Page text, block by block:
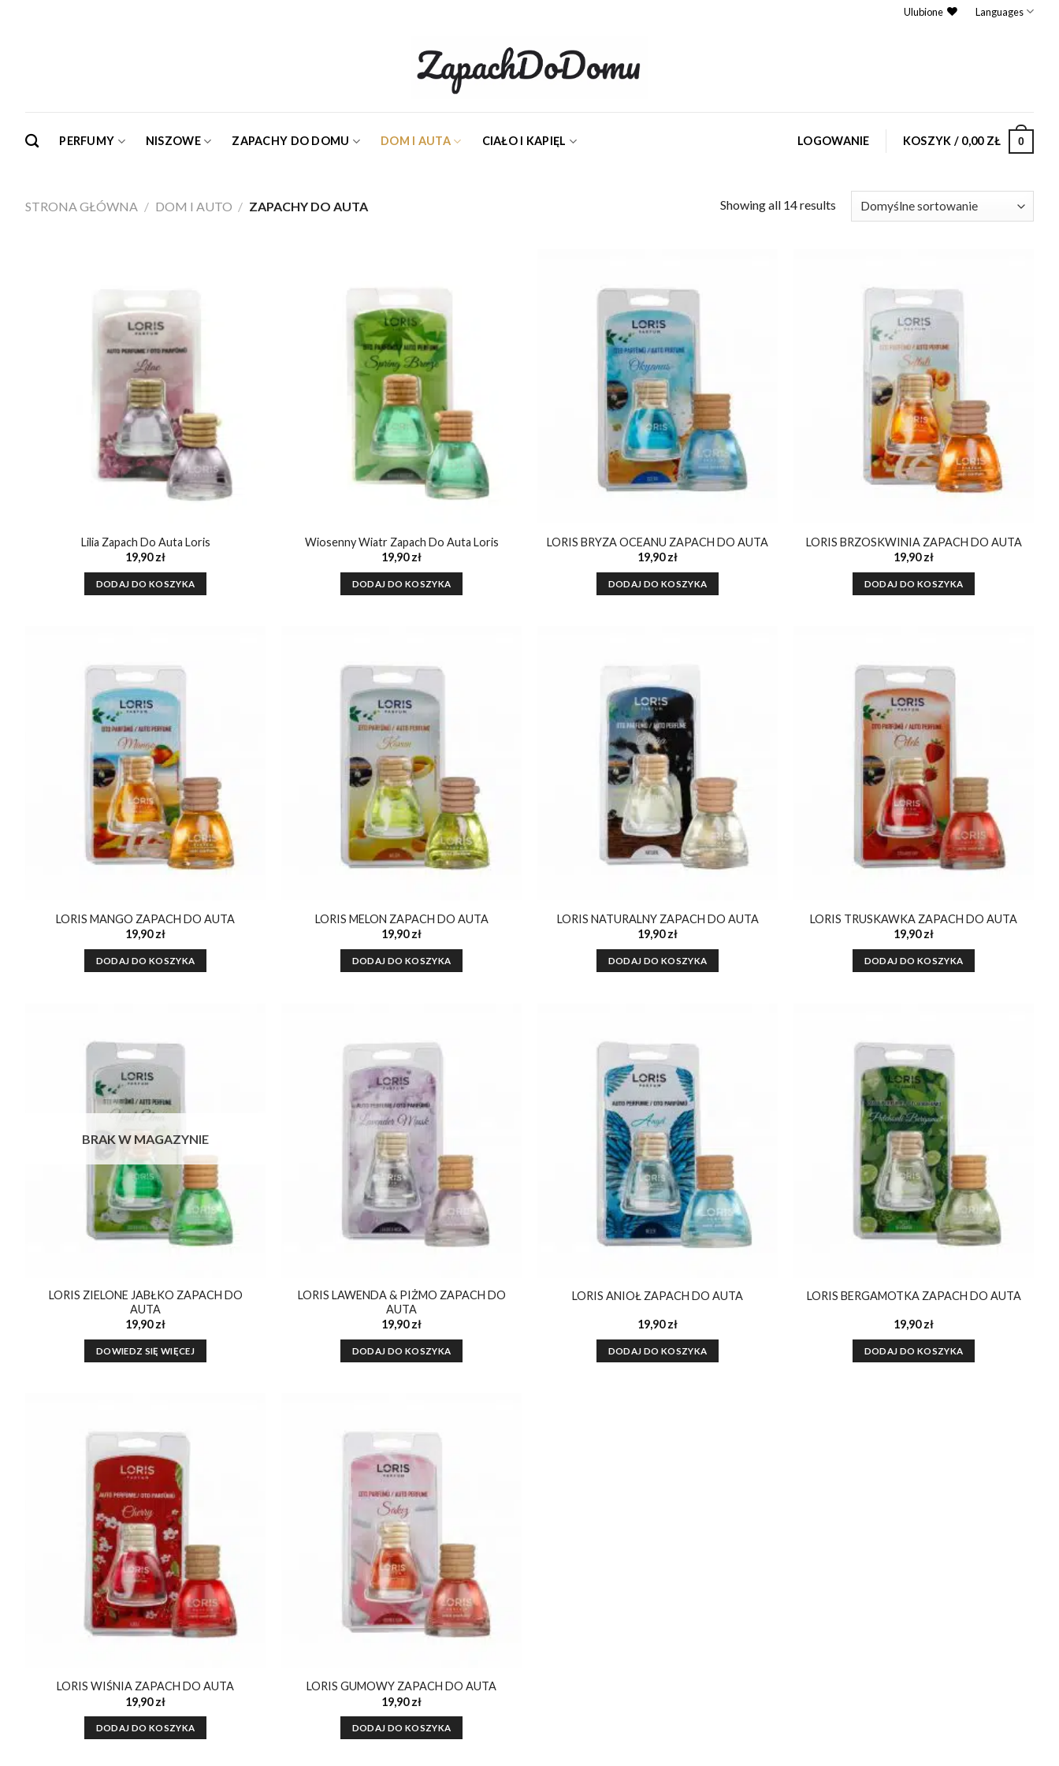
Ulubione Languages
PERFUMY NISZOWE ZAPACHY DO DOMU DOM I AUTA CIAŁO I KAPIĘL LOGOWANIE KOSZYK / 0,00 ZŁ 0
STRONA GŁÓWNA / DOM I AUTO / ZAPACHY DO AUTA Showing all 14 results
Lilia Zapach Do Auta Loris
19,90zł
DODAJ DO KOSZYKA
Wiosenny Wiatr Zapach Do Auta Loris
19,90zł
DODAJ DO KOSZYKA
LORIS BRYZA OCEANU ZAPACH DO AUTA
19,90zł
DODAJ DO KOSZYKA
LORIS BRZOSKWINIA ZAPACH DO AUTA
19,90zł
DODAJ DO KOSZYKA
LORIS MANGO ZAPACH DO AUTA
19,90zł
DODAJ DO KOSZYKA
LORIS MELON ZAPACH DO AUTA
19,90zł
DODAJ DO KOSZYKA
LORIS NATURALNY ZAPACH DO AUTA
19,90zł
DODAJ DO KOSZYKA
LORIS TRUSKAWKA ZAPACH DO AUTA
19,90zł
DODAJ DO KOSZYKA
BRAK W MAGAZYNIE
LORIS ZIELONE JABŁKO ZAPACH DO
AUTA
19,90zł
DOWIEDZ SIĘ WIĘCEJ
LORIS LAWENDA & PIŻMO ZAPACH DO
AUTA
19,90zł
DODAJ DO KOSZYKA
LORIS ANIOŁ ZAPACH DO AUTA
19,90zł
DODAJ DO KOSZYKA
LORIS BERGAMOTKA ZAPACH DO AUTA
19,90zł
DODAJ DO KOSZYKA
LORIS WIŚNIA ZAPACH DO AUTA
19,90zł
DODAJ DO KOSZYKA
LORIS GUMOWY ZAPACH DO AUTA
19,90zł
DODAJ DO KOSZYKA